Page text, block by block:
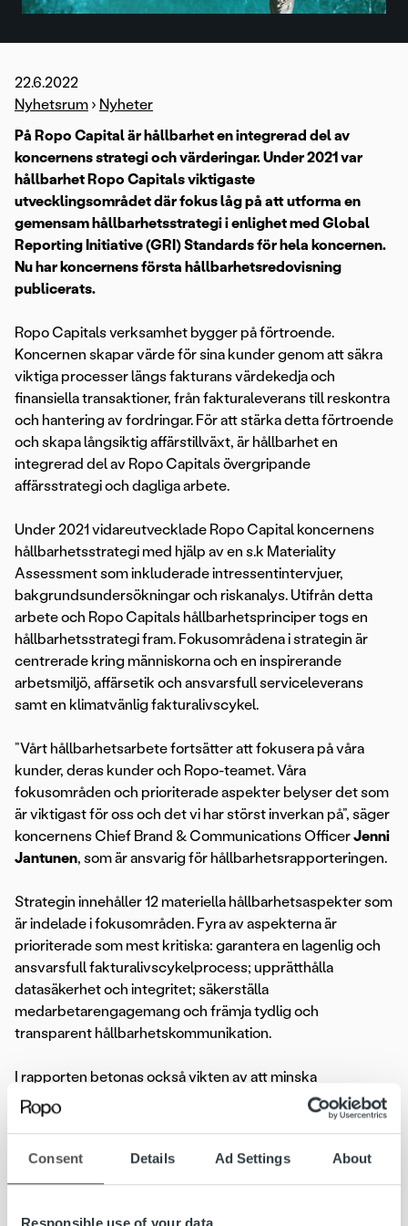
Consent Details Ad Settings About
22.6.2022
Nyhetsrum › Nyheter
På Ropo Capital är hållbarhet en integrerad del av
koncernens strategi och värderingar. Under 2021 var
hållbarhet Ropo Capitals viktigaste
utvecklingsområdet där fokus låg på att utforma en
gemensam hållbarhetsstrategi i enlighet med Global
Reporting Initiative (GRI) Standards för hela koncernen.
Nu har koncernens första hållbarhetsredovisning
publicerats.
Ropo Capitals verksamhet bygger på förtroende.
Koncernen skapar värde för sina kunder genom att säkra
viktiga processer längs fakturans värdekedja och
finansiella transaktioner, från fakturaleverans till reskontra
och hantering av fordringar. För att stärka detta förtroende
och skapa långsiktig affärstillväxt, är hållbarhet en
integrerad del av Ropo Capitals övergripande
affärsstrategi och dagliga arbete.
Under 2021 vidareutvecklade Ropo Capital koncernens
hållbarhetsstrategi med hjälp av en s.k Materiality
Assessment som inkluderade intressentintervjuer,
bakgrundsundersökningar och riskanalys. Utifrån detta
arbete och Ropo Capitals hållbarhetsprinciper togs en
hållbarhetsstrategi fram. Fokusområdena i strategin är
centrerade kring människorna och en inspirerande
arbetsmiljö, affärsetik och ansvarsfull serviceleverans
samt en klimatvänlig fakturalivscykel.
”Vårt hållbarhetsarbete fortsätter att fokusera på våra
kunder, deras kunder och Ropo-teamet. Våra
fokusområden och prioriterade aspekter belyser det som
är viktigast för oss och det vi har störst inverkan på”, säger
koncernens Chief Brand & Communications OfficerJenni
Jantunen, som är ansvarig för hållbarhetsrapporteringen.
Strategin innehåller 12 materiella hållbarhetsaspekter som
är indelade i fokusområden. Fyra av aspekterna är
prioriterade som mest kritiska: garantera en lagenlig och
ansvarsfull fakturalivscykelprocess; upprätthålla
datasäkerhet och integritet; säkerställa
medarbetarengagemang och främja tydlig och
transparent hållbarhetskommunikation.
I rapporten betonas också vikten av att minska
miljöpåverkan från fakturering och främja en hållbar
kredithantering. Koncernen upplever att de genom sina
positivt och samtidigt vara med och bygga upp en
betalningskultur där företag kan erbjuda sina kunder att